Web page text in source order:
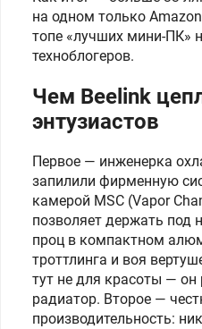
на одном только
топе «лучших мини-ПК»
техноблогеров.
Чем Beelink
энтузиастов
Первое — инженерка
запилили фирменную
камерой MSC (Vapor
позволяет держать под
проц в компактном
троттлинга и воя
тут не для красоты — он
радиатор. Второе —
производительность: